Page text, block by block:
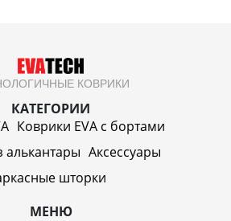
КОВРИКИ
КАТЕГОРИИ
Коврики EVA c бортами
алькантары Аксессуары
шторки
МЕНЮ